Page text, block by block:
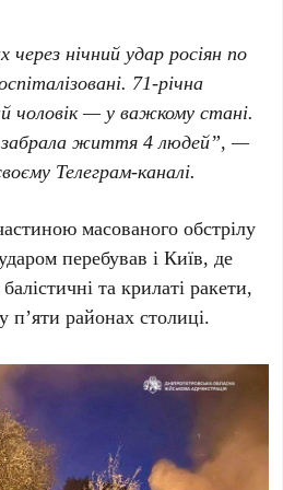
через нічний удар росіян по
71-річна
чоловік — у важкому стані.
життя4людей”, —
Телеграм-каналі.
масованого обстрілу
перебував іКиїв, де
та крилаті ракети,
районах столиці.